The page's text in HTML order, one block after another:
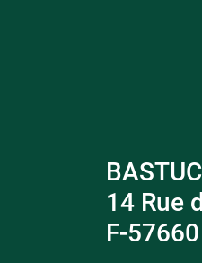
14 Rue
F-57660